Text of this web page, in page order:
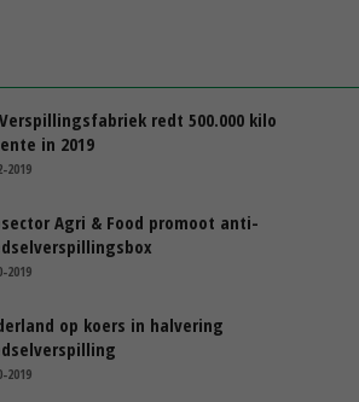
redt 500.000 kilo
in 2019
2019
Agri & Food promoot anti-
2019
op koers in halvering
2019